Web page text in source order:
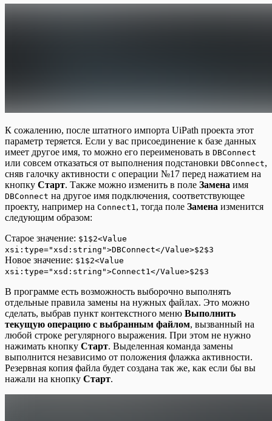
К сожалению, после штатного импорта UiPath проекта этот
параметр теряется. Если у вас присоединение к базе данных
имеет другое имя, то можно его переименовать в DBConnect
или совсем отказаться от выполнения подстановки DBConnect,
сняв галочку активности с операции №17 перед нажатием на
кнопку Старт. Также можно изменить в поле Замена имя
DBConnect на другое имя подключения, соответствующее
проекту, например на Connect1 , тогда поле Замена изменится
следующим образом:
Старое значение: $1$2<Value
xsi:type="xsd:string">DBConnect</Value>$2$3
Новое значение: $1$2<Value
xsi:type="xsd:string">Connect1</Value>$2$3
В программе есть возможность выборочно выполнять
отдельные правила замены на нужных файлах. Это можно
сделать, выбрав пункт контекстного меню Выполнить
текущую операцию с выбранным файлом, вызванный на
любой строке регулярного выражения. При этом не нужно
нажимать кнопку Старт. Выделенная команда замены
выполнится независимо от положения флажка активности.
Резервная копия файла будет создана так же, как если бы вы
нажали на кнопку Старт.